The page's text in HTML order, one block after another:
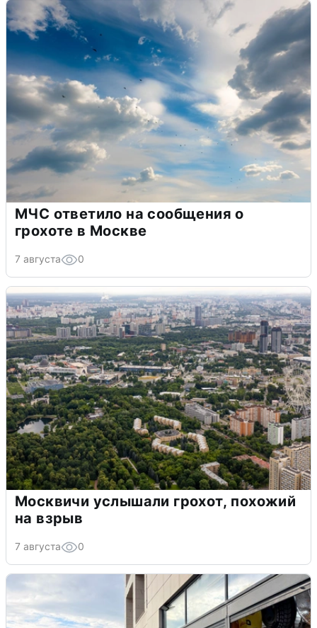
МЧС ответило на сообщения о
грохоте в Москве
7 августа 0
Москвичи услышали грохот, похожий
на взрыв
7 августа 0